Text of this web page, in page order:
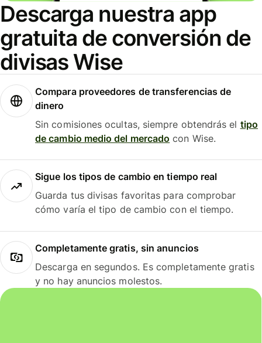
Descarga nuestra app
gratuita de conversión de
divisas Wise
Compara proveedores de transferencias de
dinero
Sin comisiones ocultas, siempre obtendrás el tipo
de cambio medio del mercado con Wise.
Sigue los tipos de cambio en tiempo real
Guarda tus divisas favoritas para comprobar
cómo varía el tipo de cambio con el tiempo.
Completamente gratis, sin anuncios
Descarga en segundos. Es completamente gratis
y no hay anuncios molestos.